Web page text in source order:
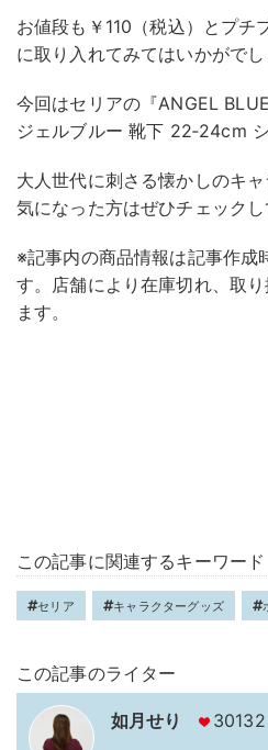
お値段も￥110（税込）とプチ
に取り入れてみてはいかがで
今回はセリアの『ANGEL
ジェルブルー 靴下 22‐24cm シ
大人世代に刺さる懐かしのキ
気になった方はぜひチェックし
※記事内の商品情報は記事作成
す。店舗により在庫切れ、取
ます。
この記事に関連するキーワード
セリア キャラクターグッズ
この記事のライター
如月せり 30132